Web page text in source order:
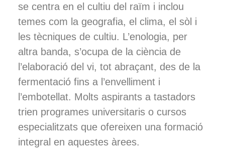
se centra en el cultiu del raïm i inclou
temes com la geografia, el clima, el sòl i
les tècniques de cultiu. L’enologia, per
altra banda, s’ocupa de la ciència de
l’elaboració del vi, tot abraçant, des de la
fermentació fins a l’envelliment i
l’embotellat. Molts aspirants a tastadors
trien programes universitaris o cursos
especialitzats que ofereixen una formació
integral en aquestes àrees.